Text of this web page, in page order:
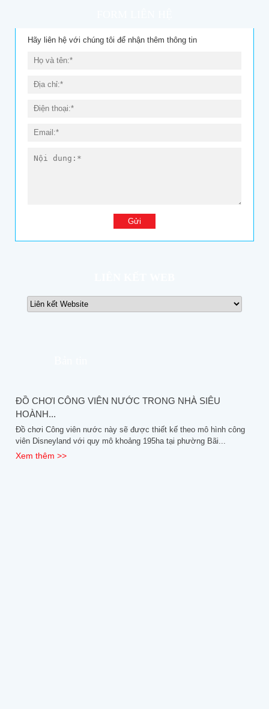
Hãy liên hệ với chúng tôi để nhận thêm thông tin
ĐỒ CHƠI CÔNG VIÊN NƯỚC TRONG NHÀ SIÊU
HOÀNH...
Đồ chơi Công viên nước này sẽ được thiết kế theo mô hình công
viên Disneyland với quy mô khoảng 195ha tại phường Bãi...
Xem thêm >>